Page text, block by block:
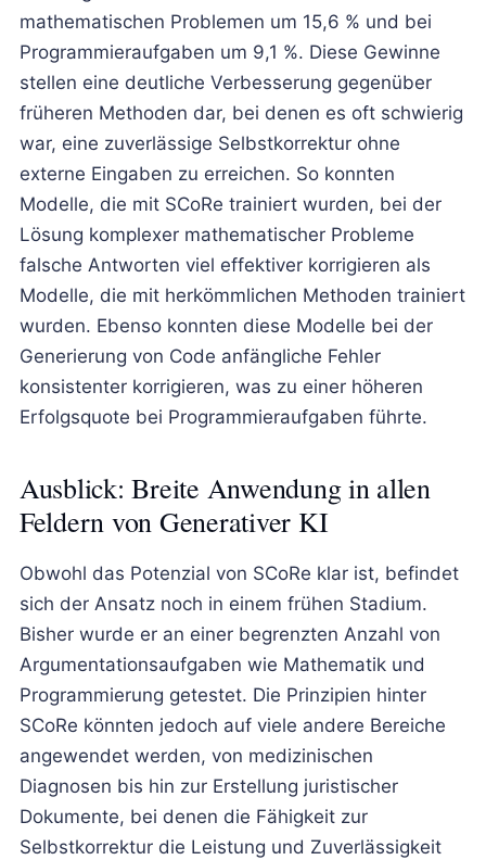
mathematischen Problemen um 15,6 % und bei
Programmieraufgaben um 9,1 %. Diese Gewinne
stellen eine deutliche Verbesserung gegenüber
früheren Methoden dar, bei denen es oft schwierig
war, eine zuverlässige Selbstkorrektur ohne
externe Eingaben zu erreichen. So konnten
Modelle, die mit SCoRe trainiert wurden, bei der
Lösung komplexer mathematischer Probleme
falsche Antworten viel effektiver korrigieren als
Modelle, die mit herkömmlichen Methoden trainiert
wurden. Ebenso konnten diese Modelle bei der
Generierung von Code anfängliche Fehler
konsistenter korrigieren, was zu einer höheren
Erfolgsquote bei Programmieraufgaben führte.
Ausblick: Breite Anwendung in allen
Feldern von Generativer KI
Obwohl das Potenzial von SCoRe klar ist, befindet
sich der Ansatz noch in einem frühen Stadium.
Bisher wurde er an einer begrenzten Anzahl von
Argumentationsaufgaben wie Mathematik und
Programmierung getestet. Die Prinzipien hinter
SCoRe könnten jedoch auf viele andere Bereiche
angewendet werden, von medizinischen
Diagnosen bis hin zur Erstellung juristischer
Dokumente, bei denen die Fähigkeit zur
Selbstkorrektur die Leistung und Zuverlässigkeit